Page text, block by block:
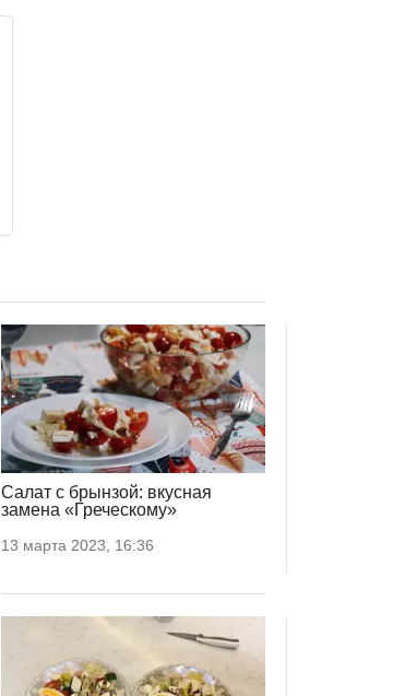
Салат с брынзой: вкусная
замена «Греческому»
13 марта 2023, 16:36